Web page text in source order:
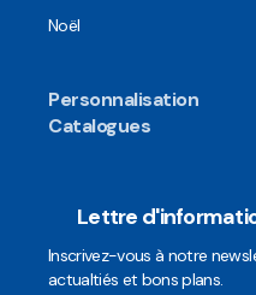
Noël
Personnalisation
Catalogues
Lettre
Inscrivez-vous à notre
actualtiés et bons plans.